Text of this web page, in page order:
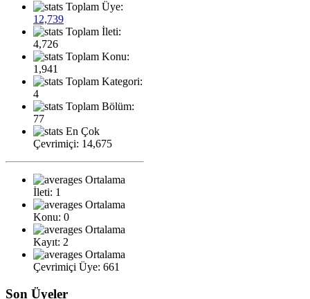
Toplam Üye:
12,739
Toplam İleti:
4,726
Toplam Konu:
1,941
Toplam Kategori:
4
Toplam Bölüm:
77
En Çok
Çevrimiçi: 14,675
Ortalama
İleti: 1
Ortalama
Konu: 0
Ortalama
Kayıt: 2
Ortalama
Çevrimiçi Üye: 661
Son Üyeler